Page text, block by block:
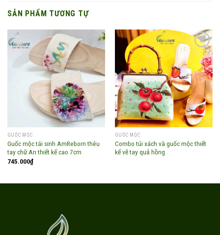
SẢN PHẨM TƯƠNG TỰ
Add to
wishlist
GUỐC MỘC
Guốc mộc tái sinh AmReborn thêu
tay chữ An thiết kế cao 7cm
745.000₫
Add to
wishlist
GUỐC MỘC
Combo túi xách và guốc mộc thiết
kế vẽ tay quả hồng